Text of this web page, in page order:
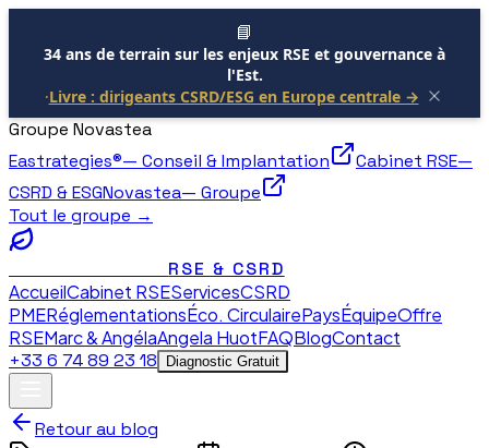
📘
34 ans de terrain sur les enjeux RSE et gouvernance à
l'Est.
·Livre : dirigeants CSRD/ESG en Europe centrale →
Groupe Novastea
Eastrategies®— Conseil & Implantation Cabinet RSE—
CSRD & ESGNovastea— Groupe
Tout le groupe →
RSE & CSRD
AccueilCabinet RSEServicesCSRD
PMERéglementationsÉco. CirculairePaysÉquipeOffre
RSEMarc & AngélaAngela HuotFAQBlogContact
+33 6 74 89 23 18
Diagnostic Gratuit
Retour au blog